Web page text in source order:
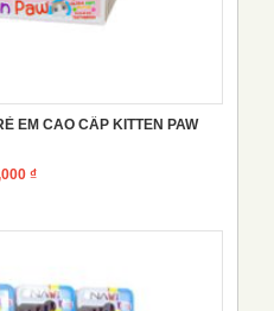
EM CAO CẤP KITTEN PAW
₫